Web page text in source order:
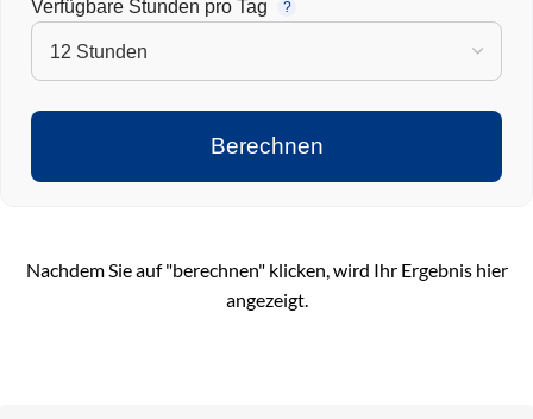
Verfügbare Stunden pro Tag ?
Berechnen
Nachdem Sie auf "berechnen" klicken, wird Ihr Ergebnis hier
angezeigt.